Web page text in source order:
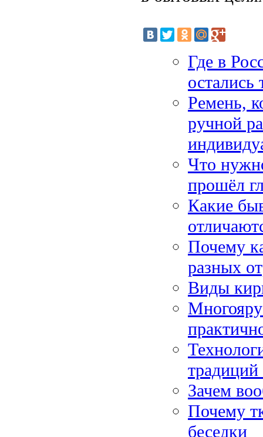
Где в
остались
Ремень,
ручной
Что
прошёл
Какие
Почему
разных
Виды
Зачем
Почему
беседки